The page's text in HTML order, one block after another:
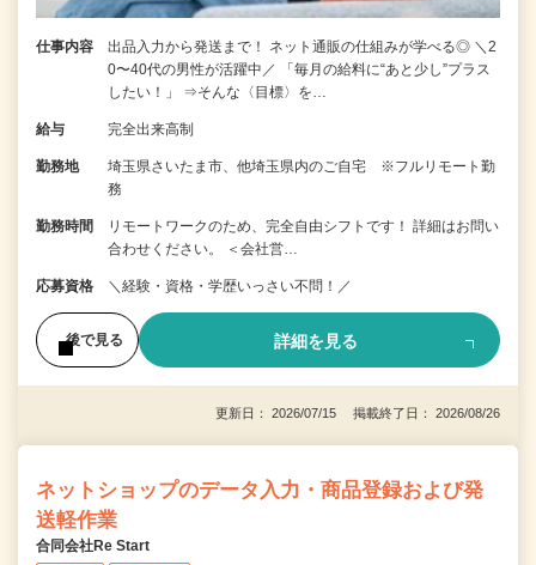
仕事内容
出品入力から発送まで！ ネット通販の仕組みが学べる◎ ＼2
0〜40代の男性が活躍中／ 「毎月の給料に“あと少し”プラス
したい！」 ⇒そんな〈目標〉を…
給与 完全出来高制
勤務地
埼玉県さいたま市、他埼玉県内のご自宅 ※フルリモート勤
務
勤務時間
リモートワークのため、完全自由シフトです！ 詳細はお問い
合わせください。 ＜会社営…
応募資格 ＼経験・資格・学歴いっさい不問！／
後で見る 詳細を見る
更新日： 2026/07/15 掲載終了日： 2026/08/26
ネットショップのデータ入力・商品登録および発
送軽作業
合同会社Re Start